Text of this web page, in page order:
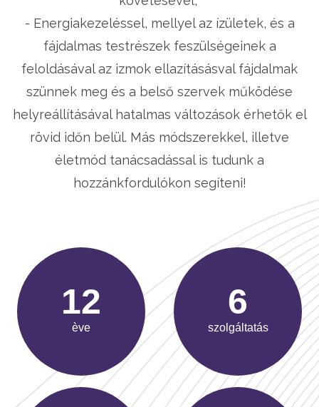
- Energiakezeléssel, mellyel az ízületek, és a
fájdalmas testrészek feszülségeinek a
feloldásával az izmok ellazításásval fájdalmak
szünnek meg és a belső szervek működése
helyreállításával hatalmas változások érhetők el
rövid időn belül. Más módszerekkel, illetve
életmód tanácsadással is tudunk a
hozzánkfordulókon segíteni!
15
ève
8
szolgáltatás